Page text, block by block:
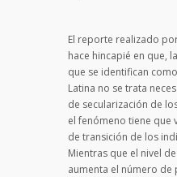
El reporte realizado
hace hincapié en que,
que se identifican
Latina no se trata
de secularización de
el fenómeno tiene que
de transición de los
Mientras que el nivel
aumenta el número de